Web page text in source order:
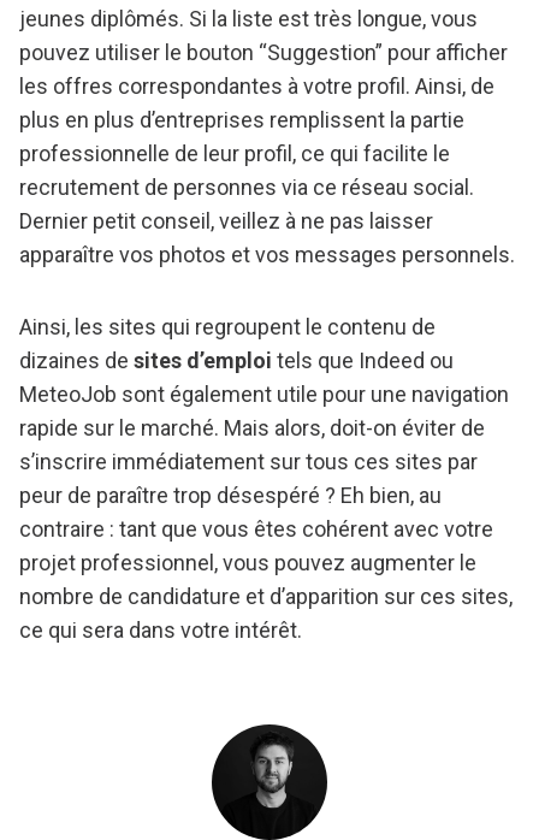
jeunes diplômés. Si la liste est très longue, vous
pouvez utiliser le bouton “Suggestion” pour afficher
les offres correspondantes à votre profil. Ainsi, de
plus en plus d’entreprises remplissent la partie
professionnelle de leur profil, ce qui facilite le
recrutement de personnes via ce réseau social.
Dernier petit conseil, veillez à ne pas laisser
apparaître vos photos et vos messages personnels.
Ainsi, les sites qui regroupent le contenu de
dizaines de sites d’emploi tels que Indeed ou
MeteoJob sont également utile pour une navigation
rapide sur le marché. Mais alors, doit-on éviter de
s’inscrire immédiatement sur tous ces sites par
peur de paraître trop désespéré ? Eh bien, au
contraire : tant que vous êtes cohérent avec votre
projet professionnel, vous pouvez augmenter le
nombre de candidature et d’apparition sur ces sites,
ce qui sera dans votre intérêt.